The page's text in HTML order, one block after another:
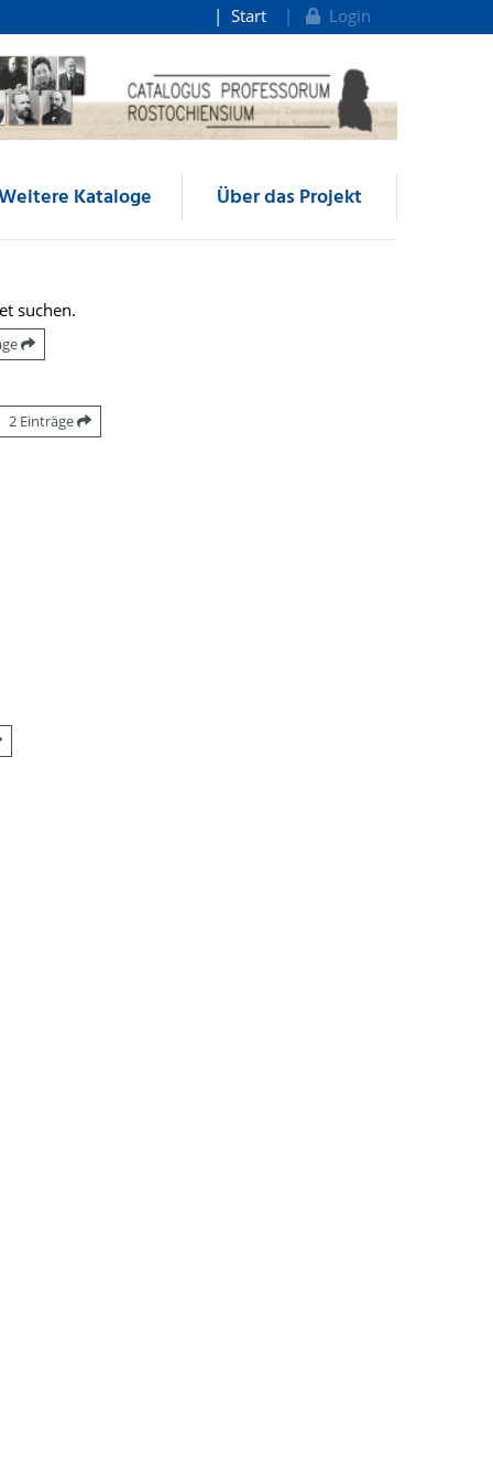
Start Login
Kataloge Über das Projekt
suchen.
2 Einträge